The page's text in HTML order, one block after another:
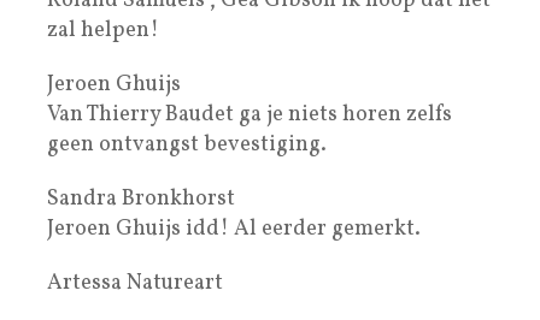
zal helpen!
Jeroen Ghuijs
Van Thierry Baudet ga je niets horen zelfs
geen ontvangst bevestiging.
Sandra Bronkhorst
Jeroen Ghuijs idd! Al eerder gemerkt.
Artessa Natureart